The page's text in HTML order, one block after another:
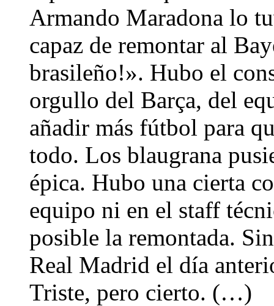
Armando Maradona lo
capaz de remontar al
brasileño!». Hubo el
orgullo del Barça, del
añadir más fútbol para
todo. Los blaugrana
épica. Hubo una cierta
equipo ni en el staff
posible la remontada.
Real Madrid el día
Triste, pero cierto. (…)